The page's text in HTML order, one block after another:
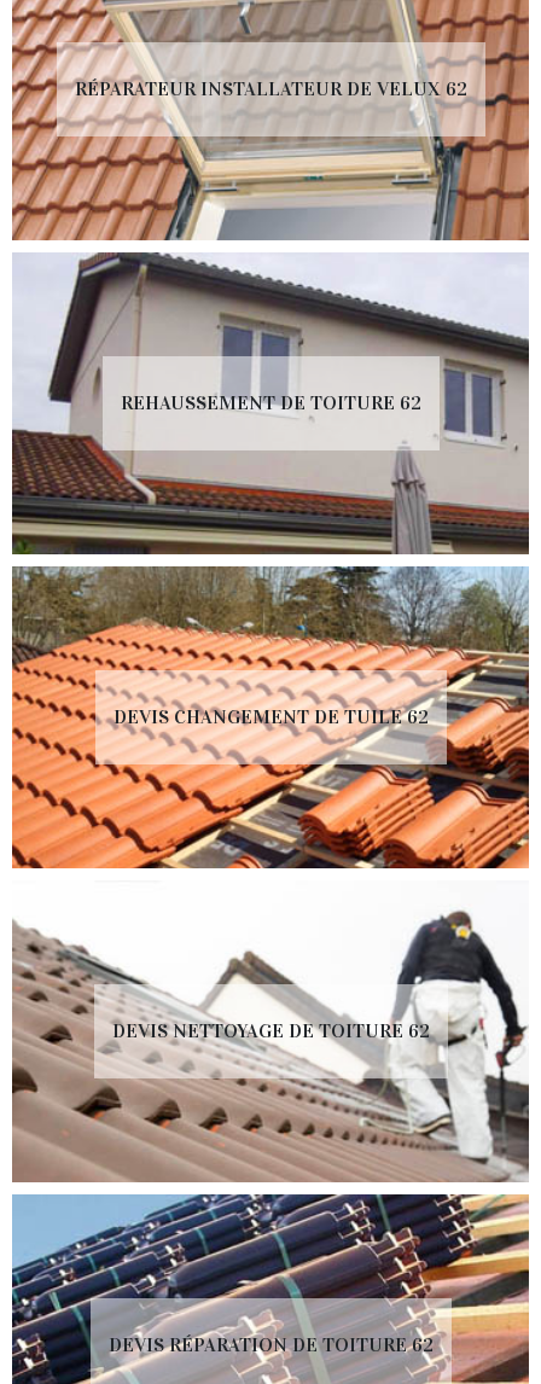
RÉPARATEUR INSTALLATEUR DE VELUX 62
REHAUSSEMENT DE TOITURE 62
DEVIS CHANGEMENT DE TUILE 62
DEVIS NETTOYAGE DE TOITURE 62
DEVIS RÉPARATION DE TOITURE 62